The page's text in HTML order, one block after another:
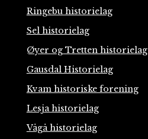
Ringebu historielag
Sel historielag
Øyer og Tretten historielag
Gausdal Historielag
Kvam historiske forening
Lesja historielag
Vågå historielag